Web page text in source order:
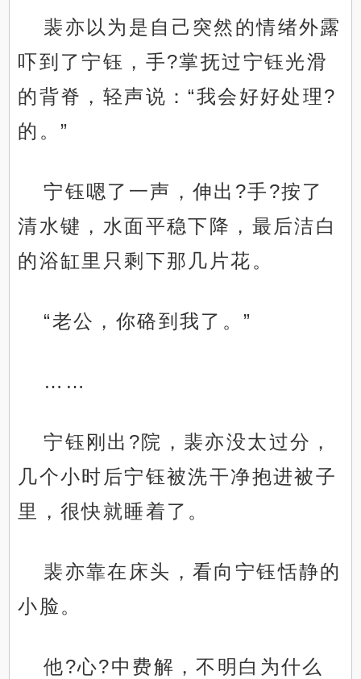
裴亦以为是自己突然的情绪外露
吓到了宁钰，手?掌抚过宁钰光滑
的背脊，轻声说：“我会好好处理?
的。”
宁钰嗯了一声，伸出?手?按了
清水键，水面平稳下降，最后洁白
的浴缸里只剩下那几片花。
“老公，你硌到我了。”
……
宁钰刚出?院，裴亦没太过分，
几个小时后宁钰被洗干净抱进被子
里，很快就睡着了。
裴亦靠在床头，看向宁钰恬静的
小脸。
他?心?中费解，不明白为什么